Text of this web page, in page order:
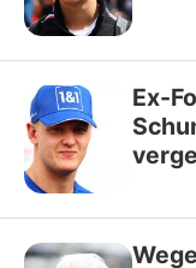
Ex-